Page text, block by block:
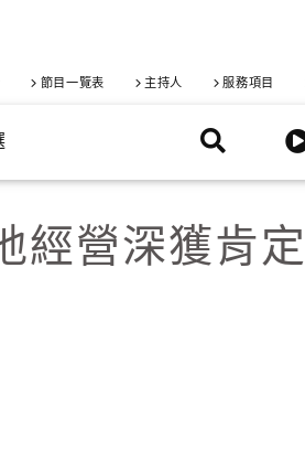
節目一覽表 主持人 服務項目
經營深獲肯定